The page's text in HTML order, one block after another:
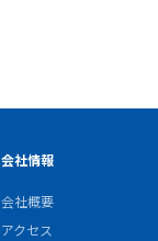
会社情報
会社概要
アクセス